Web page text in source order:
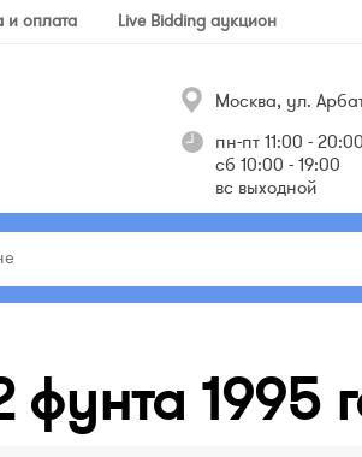
и оплата Live Bidding аукцион
Москва, ул.
пн-пт 11:00 - 20:00
сб 10:00 - 19:00
вс выходной
фунта 1995